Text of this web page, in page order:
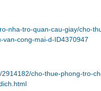
nha-tro-quan-cau-giay/cho-
cong-mai-d-ID4370947
cho-thue-phong-tro-